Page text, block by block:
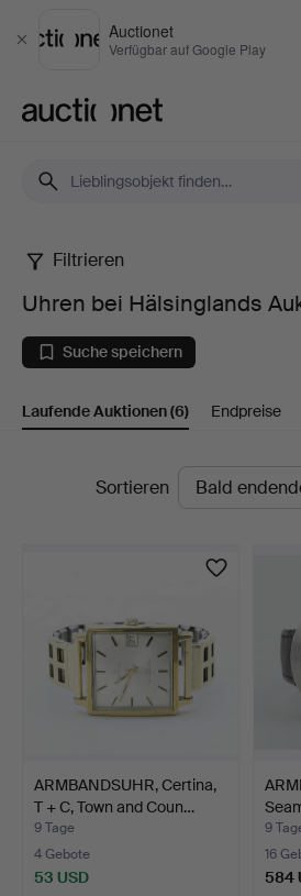
Schließen
Auctionet
Verfügbar auf Google Play
Uhren
bei
Hälsinglands
Auktionsverk
Filtrieren
Uhren bei Hälsinglands
Suche speichern
Laufende Auktionen(6) Endpreise
LaufendeSortieren
ARMBANDSUHR, Certina,
T + C, Town and Coun…
9 Tage
4 Gebote
53 USD
9
16
584